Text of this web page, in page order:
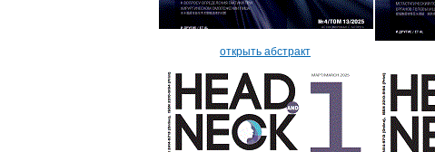
открыть абстракт